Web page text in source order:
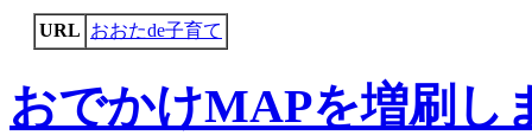
URL おおたde子育て
おでかけMAPを増刷し